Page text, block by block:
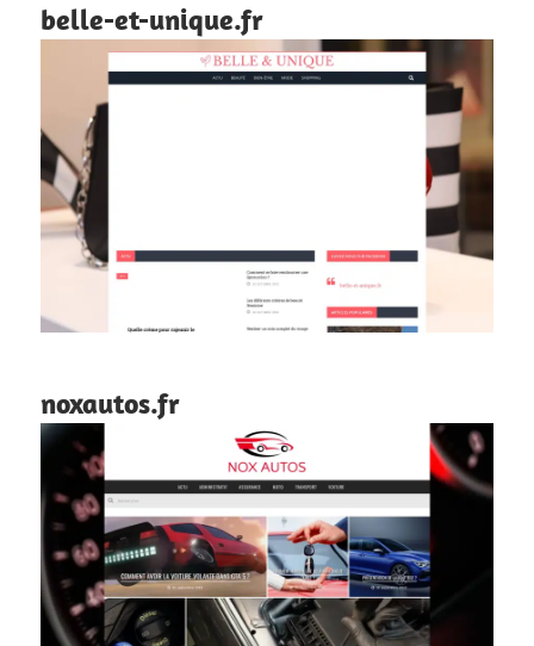
belle-et-unique.fr
noxautos.fr